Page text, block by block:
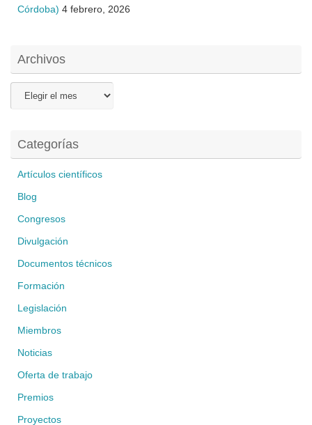
Córdoba) 4 febrero, 2026
Archivos
Categorías
Artículos científicos
Blog
Congresos
Divulgación
Documentos técnicos
Formación
Legislación
Miembros
Noticias
Oferta de trabajo
Premios
Proyectos